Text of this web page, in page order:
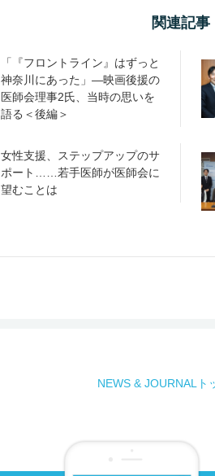
関連記事
「『フロントライン』はずっと
神奈川にあった」―映画後援の
医師会理事2氏、当時の思いを
語る＜後編＞
女性支援、ステップアップのサ
ポート……若手医師が医師会に
望むことは
NEWS & JOURNALト